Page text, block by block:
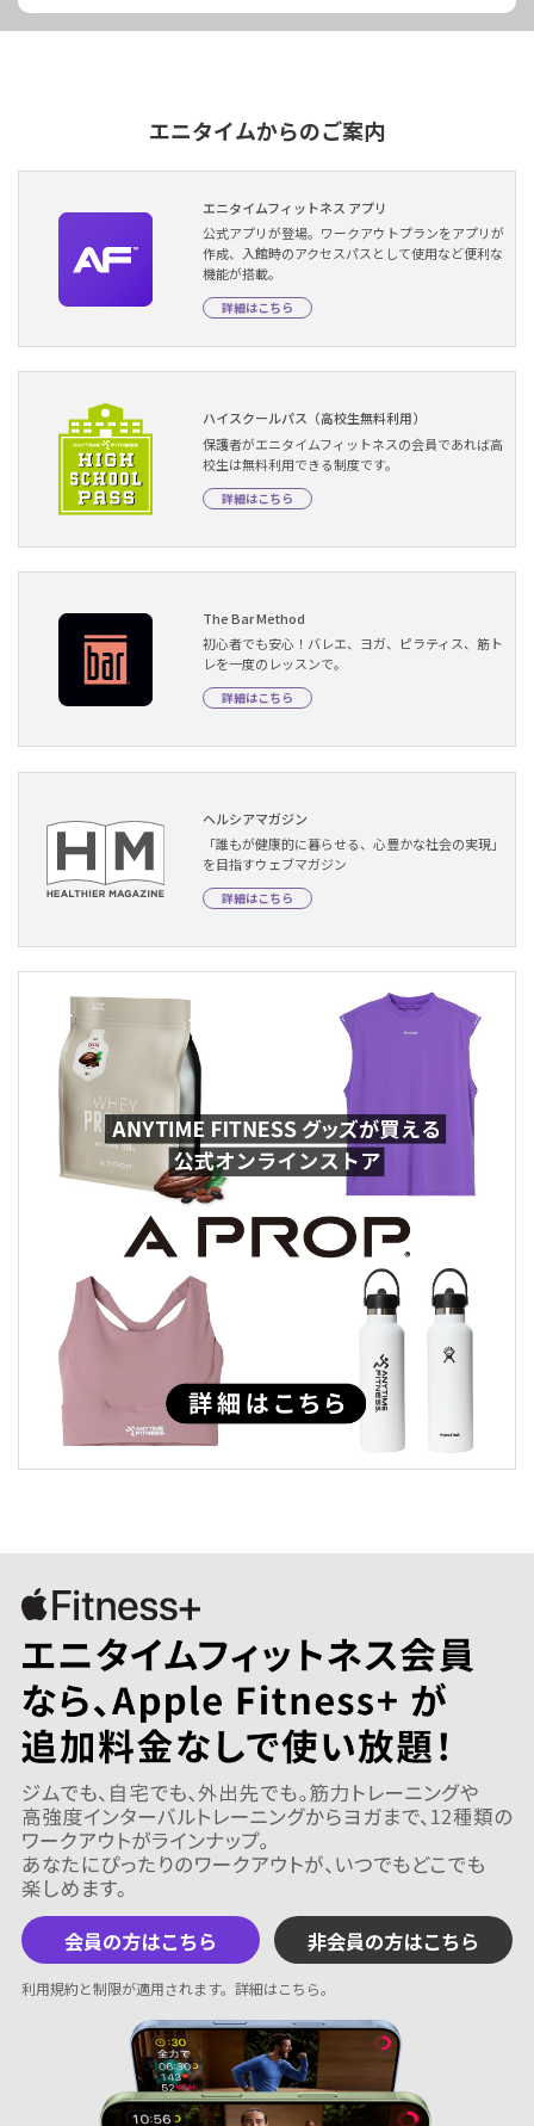
エニタイムからのご案内
エニタイムフィットネス アプリ
公式アプリが登場。ワークアウトプランをアプリが
作成、入館時のアクセスパスとして使用など便利な
機能が搭載。
詳細はこちら
ハイスクールパス（高校生無料利用）
保護者がエニタイムフィットネスの会員であれば高
校生は無料利用できる制度です。
詳細はこちら
The Bar Method
初心者でも安心！バレエ、ヨガ、ピラティス、筋ト
レを一度のレッスンで。
詳細はこちら
ヘルシアマガジン
「誰もが健康的に暮らせる、心豊かな社会の実現」
を目指すウェブマガジン
詳細はこちら
会員の方はこちら 非会員の方はこちら
利用規約と制限が適用されます。 詳細はこちら。